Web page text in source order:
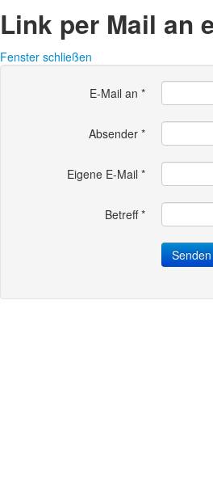
Link per Mail an
Fenster schließen
E-Mail an *
Absender *
Eigene E-Mail *
Betreff*
Senden